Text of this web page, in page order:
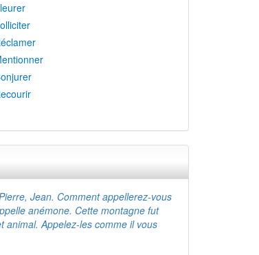
Jean. Comment appellerez-vous
anémone. Cette montagne fut
animal. Appelez-les comme il vous